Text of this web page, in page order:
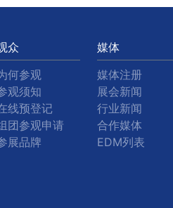
众
何参观
观须知
线预登记
团参观申请
展品牌
媒体
媒体注册
展会新闻
行业新闻
合作媒体
EDM列表